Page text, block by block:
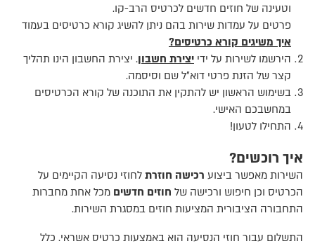
וטעינה של חוזים חדשים לכרטיס הרב-קו.
פרטים על עמדות שירות בהם ניתן להשיג קורא כרטיסים בעמוד
איך משיגים קורא כרטיסים?
הירשמו לשירות על ידי יצירת חשבון. יצירת החשבון הינו תהליך
קצר של הזנת פרטי דוא"ל שם וסיסמה.
בשימוש הראשון יש להתקין את התוכנה של קורא הכרטיסים
במחשבכם האישי.
התחילו לטעון!
איך רוכשים?
השירות מאפשר ביצוע רכישה חוזרת לחוזי נסיעה הקיימים על
הכרטיס וכן חיפוש ורכישה של חוזים חדשים מכל אחת מחברות
התחבורה הציבורית המציעות חוזים במסגרת השירות.
התשלום עבור חוזי הנסיעה הוא באמצעות כרטיס אשראי. כלל